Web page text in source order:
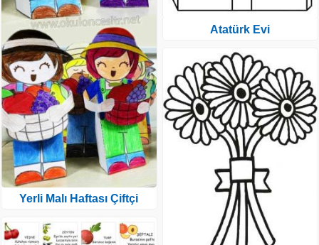
Yerli Malı Haftası Çiftçi
Atatürk Evi